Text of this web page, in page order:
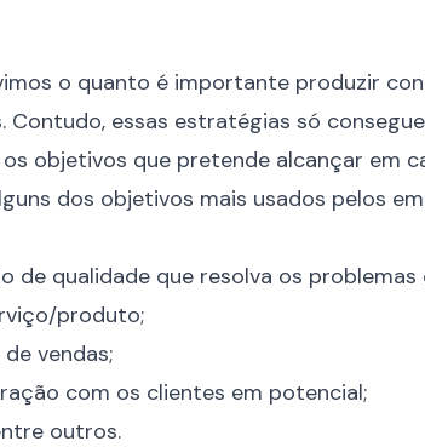
o quanto é importante produzir
Contudo, essas estratégias só
objetivos que pretende alcançar em
dos objetivos mais usados pelos
de qualidade que resolva os problemas
produto;
vendas;
com os clientes em potencial;
outros.